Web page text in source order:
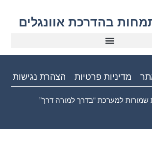
בהדרכת אוונגלים
מדיניות פרטיות הצהרת נגישות
שמורות למערכת “בדרך למורה דרך”